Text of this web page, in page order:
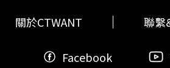
為，均將依法嚴正偵辦，絕不寬貸
關於CTWANT 聯繫
Facebook